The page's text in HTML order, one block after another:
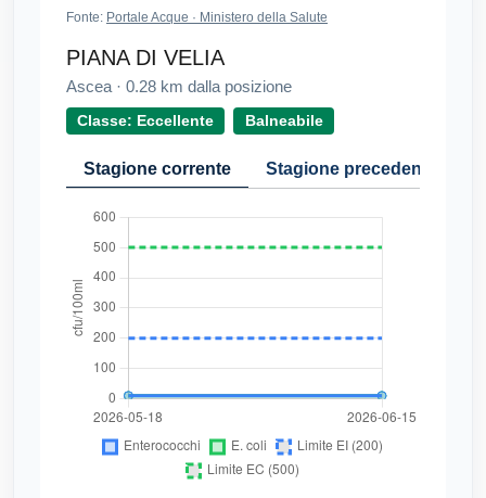
Fonte: Portale Acque · Ministero della Salute
PIANA DI VELIA
Ascea · 0.28 km dalla posizione
Classe: Eccellente Balneabile
Stagione corrente Stagione precedente